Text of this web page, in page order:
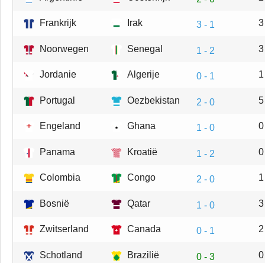
Frankrijk Irak 3 - 1
Noorwegen Senegal 1 - 2
Jordanie Algerije 0 - 1
Portugal Oezbekistan 2 - 0
Engeland Ghana 1 - 0
Panama Kroatië 1 - 2
Colombia Congo 2 - 0
Bosnië Qatar 1 - 0
Zwitserland Canada 0 - 1
Schotland Brazilië 0 - 3